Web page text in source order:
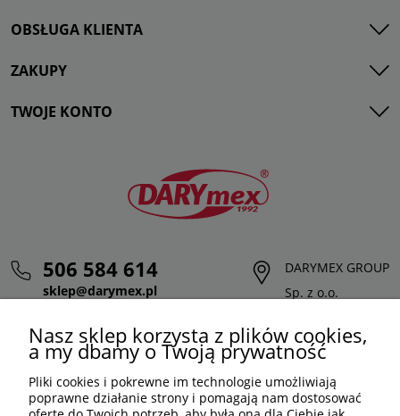
OBSŁUGA KLIENTA
ZAKUPY
TWOJE KONTO
506 584 614
sklep@darymex.pl
DARYMEX GROUP
Sp. z o.o.
32-620 Brzeszcze
Nasz sklep korzysta z plików cookies,
a my dbamy o Twoją prywatność
Pliki cookies i pokrewne im technologie umożliwiają
poprawne działanie strony i pomagają nam dostosować